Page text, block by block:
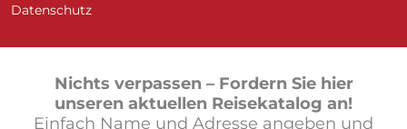
Datenschutz
Nichts verpassen – Fordern Sie hier
unseren aktuellen Reisekatalog an!
Einfach Name und Adresse angeben und